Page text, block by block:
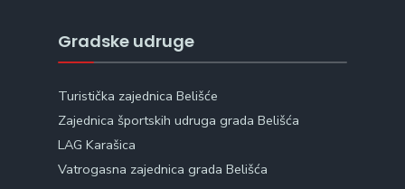
Gradske udruge
Turistička zajednica Belišće
Zajednica športskih udruga grada Belišća
LAG Karašica
Vatrogasna zajednica grada Belišća